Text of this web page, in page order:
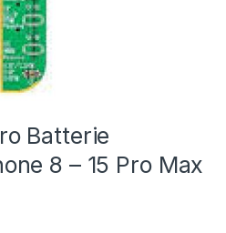
Batterie
8 – 15 Pro Max